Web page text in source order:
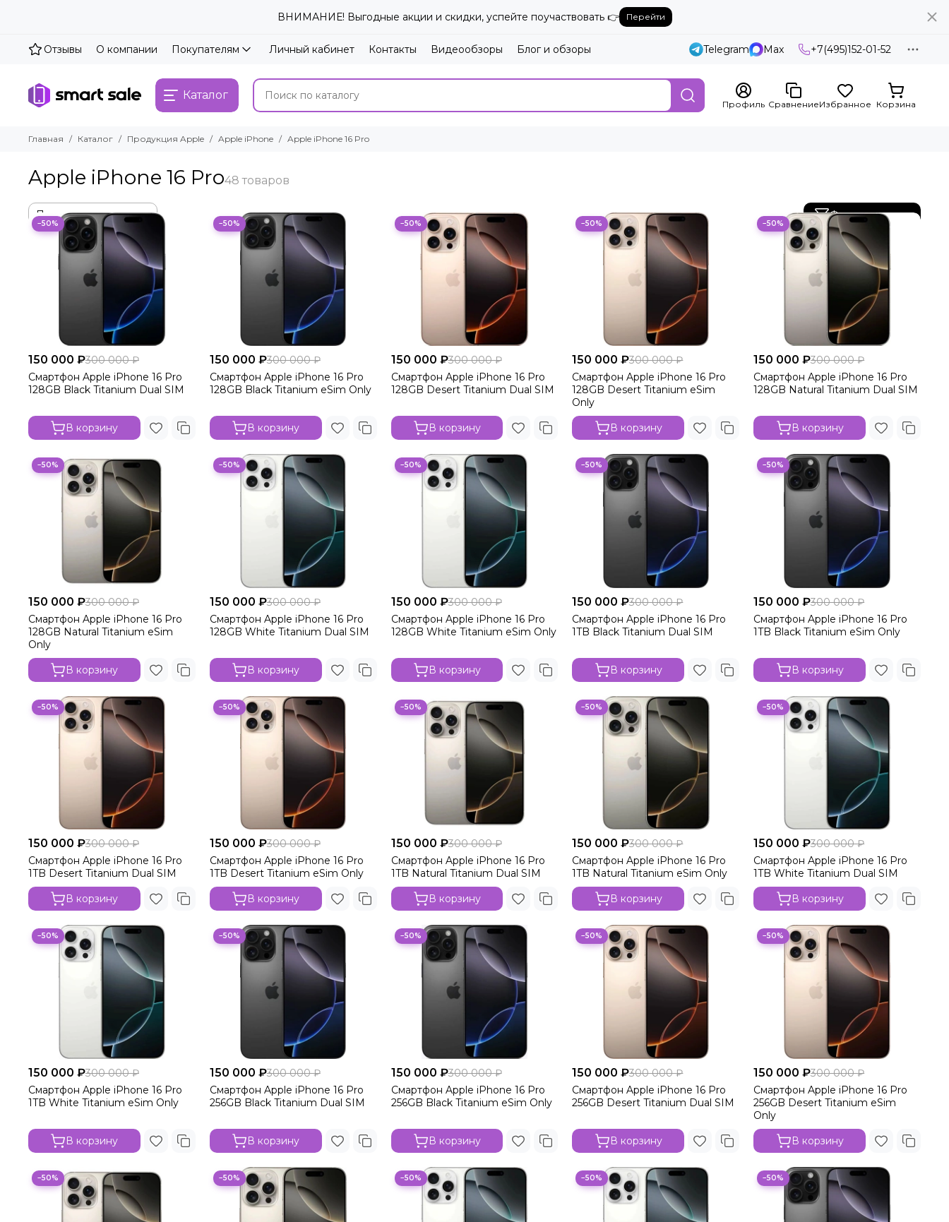
ВНИМАНИЕ! Выгодные акции и скидки, успейте поучаствовать 👉 Перейти
Отзывы О компании Покупателям Личный кабинет Контакты Видеообзоры Блог и обзоры Telegram Max +7(495)152-01-52
Каталог
Профиль СравнениеИзбранное Корзина
Главная Каталог Продукция Apple Apple iPhone Apple iPhone 16 Pro
Apple iPhone 16 Pro
Фильтр товаров
−50%
150 000 ₽300 000 ₽
Смартфон Apple iPhone 16 Pro
128GB Black Titanium Dual SIM
В корзину
−50%
150 000 ₽300 000 ₽
Смартфон Apple iPhone 16 Pro
128GB Black Titanium eSim Only
В корзину
−50%
150 000 ₽300 000 ₽
Смартфон Apple iPhone 16 Pro
128GB Desert Titanium Dual SIM
В корзину
−50%
150 000 ₽300 000 ₽
Смартфон Apple iPhone 16 Pro
128GB Desert Titanium eSim
Only
В корзину
−50%
150 000 ₽300 000 ₽
Смартфон Apple iPhone 16 Pro
128GB Natural Titanium Dual SIM
В корзину
−50%
150 000 ₽300 000 ₽
Смартфон Apple iPhone 16 Pro
128GB Natural Titanium eSim
Only
В корзину
−50%
150 000 ₽300 000 ₽
Смартфон Apple iPhone 16 Pro
128GB White Titanium Dual SIM
В корзину
−50%
150 000 ₽300 000 ₽
Смартфон Apple iPhone 16 Pro
128GB White Titanium eSim Only
В корзину
−50%
150 000 ₽300 000 ₽
Смартфон Apple iPhone 16 Pro
1TB Black Titanium Dual SIM
В корзину
−50%
150 000 ₽300 000 ₽
Смартфон Apple iPhone 16 Pro
1TB Black Titanium eSim Only
В корзину
−50%
150 000 ₽300 000 ₽
Смартфон Apple iPhone 16 Pro
1TB Desert Titanium Dual SIM
В корзину
−50%
150 000 ₽300 000 ₽
Смартфон Apple iPhone 16 Pro
1TB Desert Titanium eSim Only
В корзину
−50%
150 000 ₽300 000 ₽
Смартфон Apple iPhone 16 Pro
1TB Natural Titanium Dual SIM
В корзину
−50%
150 000 ₽300 000 ₽
Смартфон Apple iPhone 16 Pro
1TB Natural Titanium eSim Only
В корзину
−50%
150 000 ₽300 000 ₽
Смартфон Apple iPhone 16 Pro
1TB White Titanium Dual SIM
В корзину
−50%
150 000 ₽300 000 ₽
Смартфон Apple iPhone 16 Pro
1TB White Titanium eSim Only
В корзину
−50%
150 000 ₽300 000 ₽
Смартфон Apple iPhone 16 Pro
256GB Black Titanium Dual SIM
В корзину
−50%
150 000 ₽300 000 ₽
Смартфон Apple iPhone 16 Pro
256GB Black Titanium eSim Only
В корзину
−50%
150 000 ₽300 000 ₽
Смартфон Apple iPhone 16 Pro
256GB Desert Titanium Dual SIM
В корзину
−50%
150 000 ₽300 000 ₽
Смартфон Apple iPhone 16 Pro
256GB Desert Titanium eSim
Only
В корзину
−50% −50% −50% −50% −50%